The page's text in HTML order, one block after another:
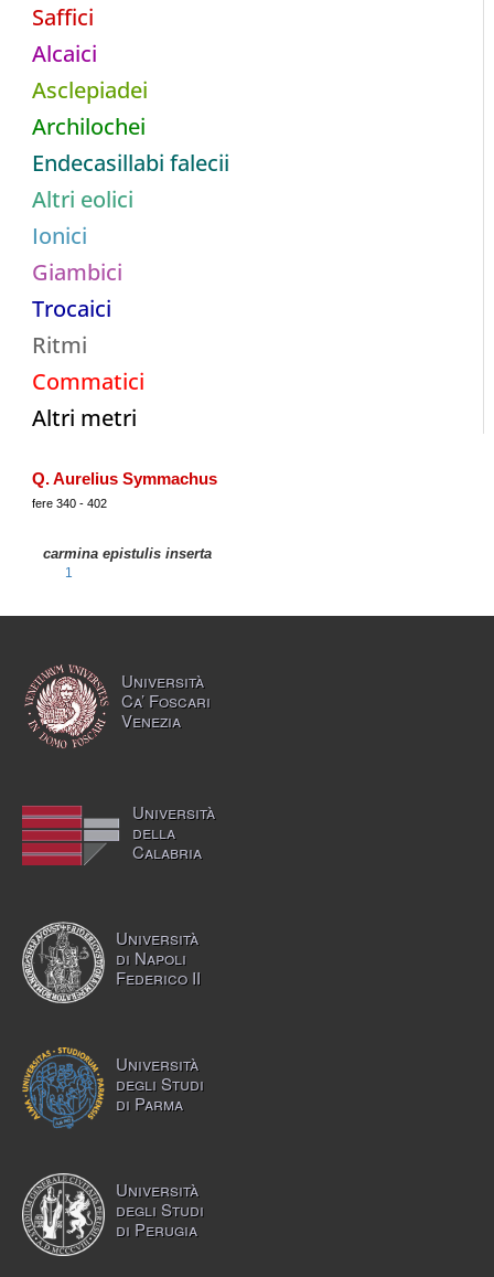
Saffici
Alcaici
Asclepiadei
Archilochei
Endecasillabi falecii
Altri eolici
Ionici
Giambici
Trocaici
Ritmi
Commatici
Altri metri
Q. Aurelius Symmachus
fere 340 - 402
carmina epistulis inserta
1
Università
Ca’ Foscari
Venezia
Università
della
Calabria
Università
di Napoli
Federico II
Università
degli Studi
di Parma
Università
degli Studi
di Perugia